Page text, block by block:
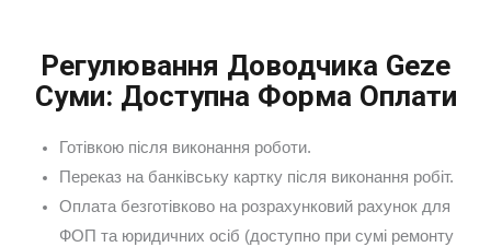
Регулювання Доводчика Geze
Суми: Доступна Форма Оплати
Готівкою після виконання роботи.
Переказ на банківську картку після виконання робіт.
Оплата безготівково на розрахунковий рахунок для
ФОП та юридичних осіб (доступно при сумі ремонту